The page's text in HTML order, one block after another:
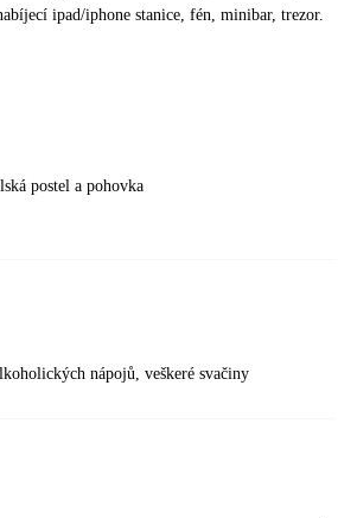
ipad/iphone stanice, fén, minibar, trezor.
postel a pohovka
nápojů, veškeré svačiny